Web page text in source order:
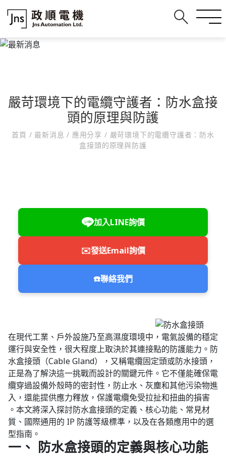
嚴苛環境下的電纜守護者：防水盒接
頭的原理與防護
首頁 / 最新消息/ 應用分享 / 嚴苛環境下的電纜守護者：防水
盒接頭的原理與防護
加入LINE詢價
✉️發送Email詢價
☎️聯絡我們
在現代工業、戶外設施乃至高濕度環境中，電氣設備的穩定
運行與安全性，很大程度上取決於其連接點的防護能力。防
水盒接頭（Cable Gland），又稱電纜固定頭或防水接頭，
正是為了解決這一挑戰而設計的關鍵元件。它不僅能確保電
纜穿過設備外殼時的密封性，防止水、灰塵和其他污染物進
入，還能提供應力釋放，保護電纜免受拉扯和扭曲的損害
。本文將深入探討防水盒接頭的定義、核心功能、常見材
質、國際通用的 IP 防護等級標準，以及在各類應用中的選
型指南。
一、 防水盒接頭的定義與核心功能